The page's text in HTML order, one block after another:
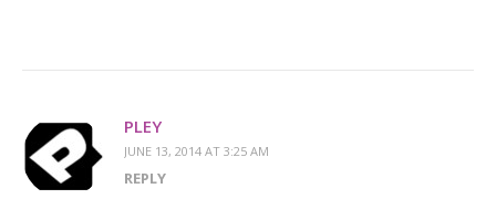
PLEY
JUNE 13, 2014 AT 3:25 AM
REPLY